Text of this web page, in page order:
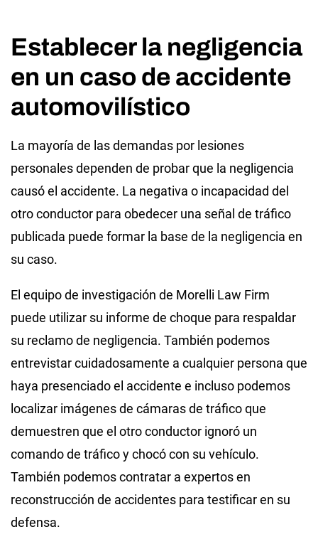
Establecer la negligencia
en un caso de accidente
automovilístico
La mayoría de las demandas por lesiones
personales dependen de probar que la negligencia
causó el accidente. La negativa o incapacidad del
otro conductor para obedecer una señal de tráfico
publicada puede formar la base de la negligencia en
su caso.
El equipo de investigación de Morelli Law Firm
puede utilizar su informe de choque para respaldar
su reclamo de negligencia. También podemos
entrevistar cuidadosamente a cualquier persona que
haya presenciado el accidente e incluso podemos
localizar imágenes de cámaras de tráfico que
demuestren que el otro conductor ignoró un
comando de tráfico y chocó con su vehículo.
También podemos contratar a expertos en
reconstrucción de accidentes para testificar en su
defensa.